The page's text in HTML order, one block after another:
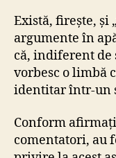
Există, firește, și
argumente în
că, indiferent
vorbesc o limbă
identitar într-un
Conform
comentatori, au